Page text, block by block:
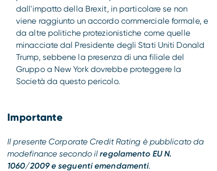
dall'impatto della Brexit, in particolare se non
viene raggiunto un accordo commerciale formale, e
da altre politiche protezionistiche come quelle
minacciate dal Presidente degli Stati Uniti Donald
Trump, sebbene la presenza di una filiale del
Gruppo a New York dovrebbe proteggere la
Società da questo pericolo.
Importante
Il presente Corporate Credit Rating è pubblicato da
modefinance secondo il regolamento EU N.
1060/2009 e seguenti emendamenti.